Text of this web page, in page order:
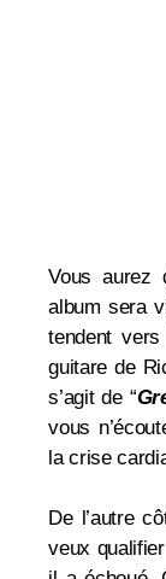
Vous aurez
album sera
tendent
guitare de
s’agit de “
vous
la crise
De l’autre
veux